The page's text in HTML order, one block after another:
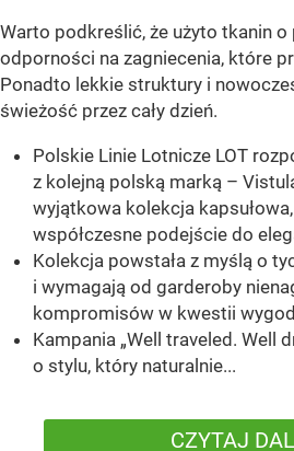
Warto podkreślić, że użyto tkanin o
odporności na zagniecenia, które
Ponadto lekkie struktury i
świeżość przez cały dzień.
Polskie Linie Lotnicze LOT
z kolejną polską marką –
wyjątkowa kolekcja
współczesne podejście do
Kolekcja powstała z myślą o
i wymagają od garderoby
kompromisów w kwestii
Kampania „Well traveled. Well
o stylu, który naturalnie...
CZYTAJ